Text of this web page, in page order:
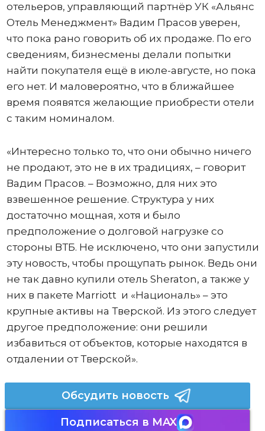
отельеров, управляющий партнёр УК «Альянс
Отель Менеджмент» Вадим Прасов уверен,
что пока рано говорить об их продаже. По его
сведениям, бизнесмены делали попытки
найти покупателя ещё в июле-августе, но пока
его нет. И маловероятно, что в ближайшее
время появятся желающие приобрести отели
с таким номиналом.
«Интересно только то, что они обычно ничего
не продают, это не в их традициях, – говорит
Вадим Прасов. – Возможно, для них это
взвешенное решение. Структура у них
достаточно мощная, хотя и было
предположение о долговой нагрузке со
стороны ВТБ. Не исключено, что они запустили
эту новость, чтобы прощупать рынок. Ведь они
не так давно купили отель Sheraton, а также у
них в пакете Marriott и «Националь» – это
крупные активы на Тверской. Из этого следует
другое предположение: они решили
избавиться от объектов, которые находятся в
отдалении от Тверской».
Обсудить новость
Подписаться в MAX